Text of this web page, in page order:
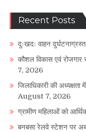
Recent Posts
दुःखदः वाहन
कौशल विकास एवं रोजगार
7, 2026
जिलाधिकारी की
August 7, 2026
ग्रामीण महिलाओं को
बनबसा रेलवे स्टेशन पर